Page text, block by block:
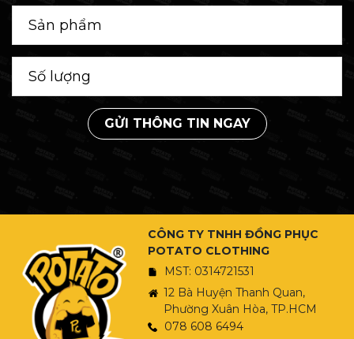
GỬI THÔNG TIN NGAY
CÔNG TY TNHH ĐỒNG PHỤC
POTATO CLOTHING
MST: 0314721531
12 Bà Huyện Thanh Quan,
Phường Xuân Hòa, TP.HCM
078 608 6494